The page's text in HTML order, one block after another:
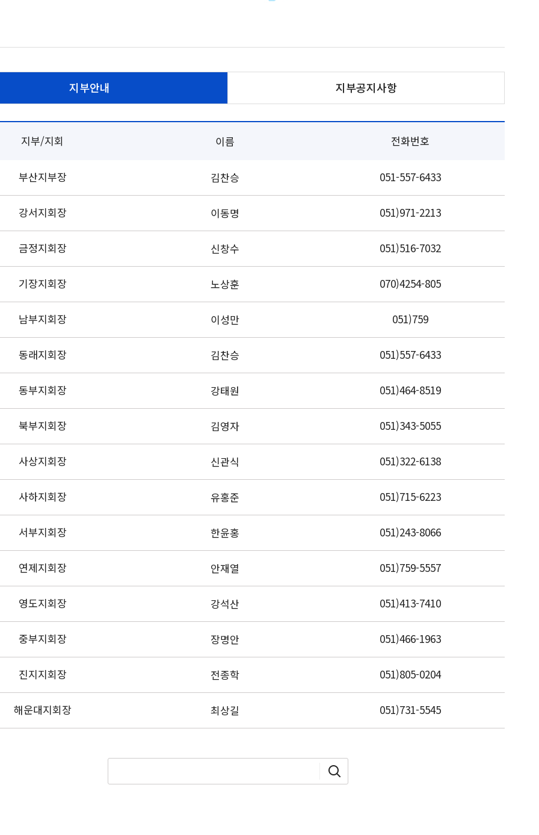
지부안내 지부공지사항
지부/지회 이름 전화번호
부산지부장 김찬승 051-557-6433
강서지회장 이동명 051)971-2213
금정지회장 신창수 051)516-7032
기장지회장 노상훈 070)4254-805
남부지회장 이성만 051)759
동래지회장 김찬승 051)557-6433
동부지회장 강태원 051)464-8519
북부지회장 김영자 051)343-5055
사상지회장 신관식 051)322-6138
사하지회장 유홍준 051)715-6223
서부지회장 한윤홍 051)243-8066
연제지회장 안재열 051)759-5557
영도지회장 강석산 051)413-7410
중부지회장 장명안 051)466-1963
진지지회장 전종학 051)805-0204
해운대지회장 최상길 051)731-5545